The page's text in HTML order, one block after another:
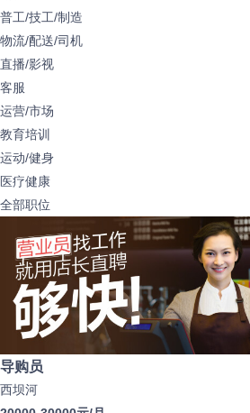
普工/技工/制造
物流/配送/司机
直播/影视
客服
运营/市场
教育培训
运动/健身
医疗健康
全部职位
导购员
西坝河